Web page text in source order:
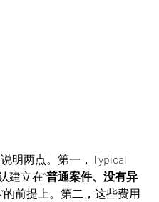
明两点。第一，Typical
建立在“普通案件、没有异
”的前提上。第二，这些费用